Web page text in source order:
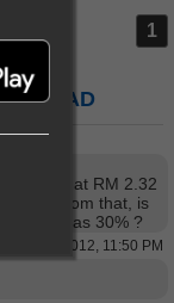
1
value at RM 2.32
Apart from that, is
as high as 30% ?
10 Sep 2012, 11:50 PM